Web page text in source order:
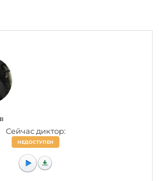
Сейчас диктор:
НЕДОСТУПЕН